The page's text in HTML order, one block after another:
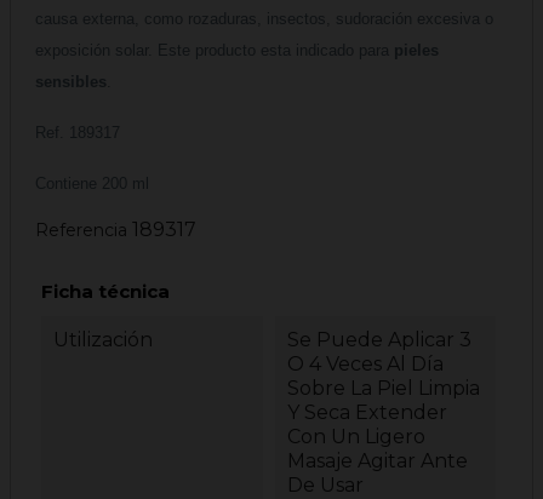
causa externa, como rozaduras, insectos, sudoración excesiva o
exposición solar. Este producto esta indicado para pieles
sensibles
Ref. 189317
Contiene 200 ml
Referencia 189317
Ficha técnica
Utilización
Se Puede Aplicar 3
O 4 Veces Al Día
Sobre La Piel Limpia
Y Seca Extender
Con Un Ligero
Masaje Agitar Ante
De Usar